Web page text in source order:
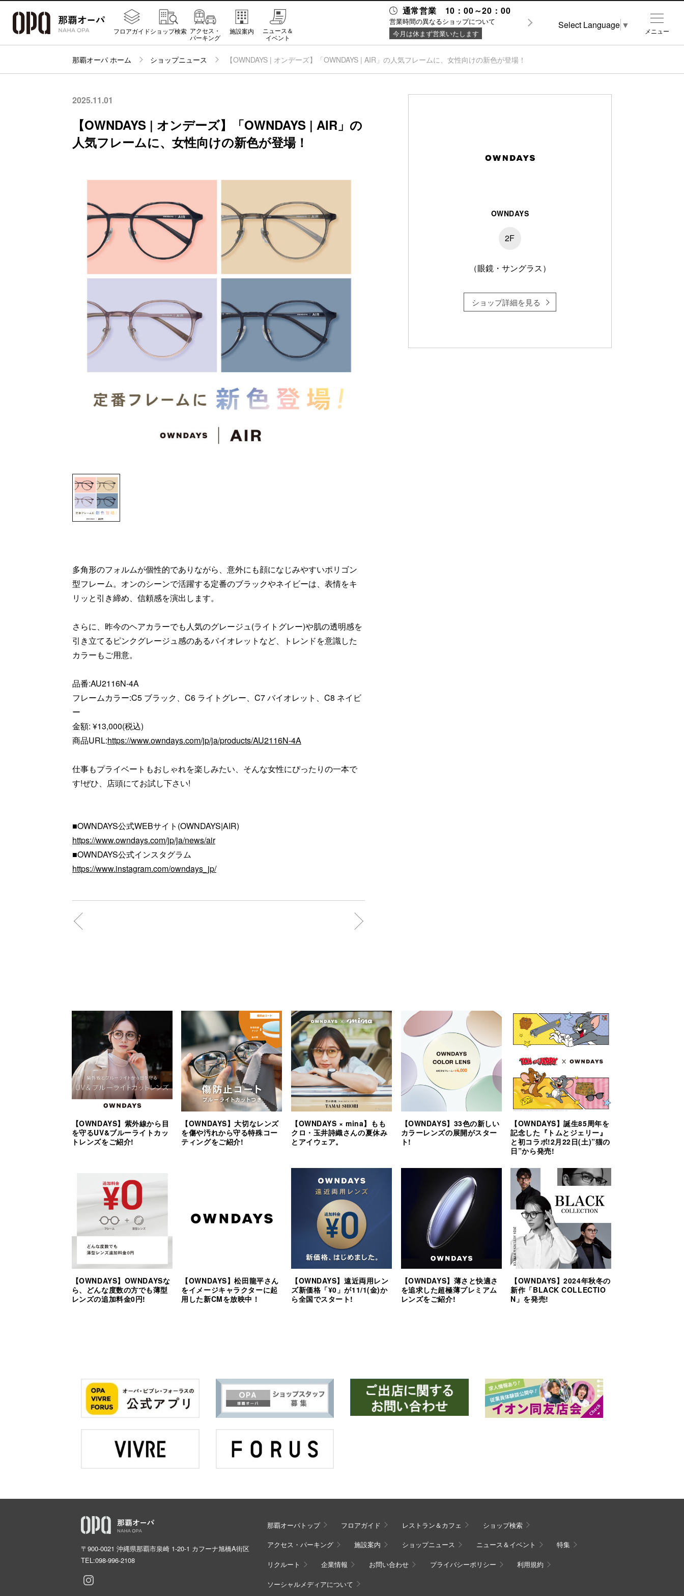
通常営業 10：00～20：00
営業時間の異なるショップについて
今月は休まず営業いたします
フロアガイドショップ検索 アクセス・
パーキング
施設案内
ニュース＆
イベント
那覇オーパ ホーム ショップニュース 【OWNDAYS | オンデーズ】「OWNDAYS | AIR」の人気フレームに、女性向けの新色が登場！
2025.11.01
【OWNDAYS | オンデーズ】「OWNDAYS | AIR」の
人気フレームに、女性向けの新色が登場！
多角形のフォルムが個性的でありながら、意外にも顔になじみやすいポリゴン
型フレーム。オンのシーンで活躍する定番のブラックやネイビーは、表情をキ
リッと引き締め、信頼感を演出します。
さらに、昨今のヘアカラーでも人気のグレージュ(ライトグレー)や肌の透明感を
引き立てるピンクグレージュ感のあるバイオレットなど、トレンドを意識した
カラーもご用意。
品番:AU2116N-4A
フレームカラー:C5 ブラック、C6 ライトグレー、C7 バイオレット、C8 ネイビ
ー
金額: ¥13,000(税込)
商品URL:https://www.owndays.com/jp/ja/products/AU2116N-4A
仕事もプライベートもおしゃれを楽しみたい、そんな女性にぴったりの一本で
す!ぜひ、店頭にてお試し下さい!
■OWNDAYS公式WEBサイト(OWNDAYS|AIR)
https://www.owndays.com/jp/ja/news/air
■OWNDAYS公式インスタグラム
https://www.instagram.com/owndays_jp/
OWNDAYS
2F
（眼鏡・サングラス）
ショップ詳細を見る
【OWNDAYS】紫外線から目
を守るUV&ブルーライトカッ
トレンズをご紹介!
【OWNDAYS】大切なレンズ
を傷や汚れから守る特殊コー
ティングをご紹介!
【OWNDAYS × mina】もも
クロ・玉井詩織さんの夏休み
とアイウェア。
【OWNDAYS】33色の新しい
カラーレンズの展開がスター
ト!
【OWNDAYS】誕生85周年を
記念した『トムとジェリー』
と初コラボ!2月22日(土)”猫の
日”から発売!
【OWNDAYS】OWNDAYSな
ら、どんな度数の方でも薄型
レンズの追加料金0円!
【OWNDAYS】松田龍平さん
をイメージキャラクターに起
用した新CMを放映中！
【OWNDAYS】遠近両用レン
ズ新価格「¥0」が11/1(金)か
ら全国でスタート!
【OWNDAYS】薄さと快適さ
を追求した超極薄プレミアム
レンズをご紹介!
【OWNDAYS】2024年秋冬の
新作「BLACK COLLECTIO
N」を発売!
〒900-0021 沖縄県那覇市泉崎 1-20-1 カフーナ旭橋A街区
TEL:098-996-2108
那覇オーパトップ フロアガイド レストラン＆カフェ ショップ検索
アクセス・パーキング 施設案内 ショップニュース ニュース＆イベント 特集
リクルート 企業情報 お問い合わせ プライバシーポリシー 利用規約
ソーシャルメディアについて
メニュー
Select Language ▼